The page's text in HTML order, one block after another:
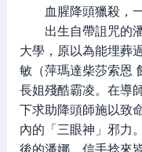
血腥降頭獵殺，
出生自帶詛咒的潘
大學，原以為能埋葬
敏（萍瑪達柴莎索恩
長姐殘酷霸凌。在導
下求助降頭師施以致
內的「三眼神」邪力
後的潘娜，信手捻來